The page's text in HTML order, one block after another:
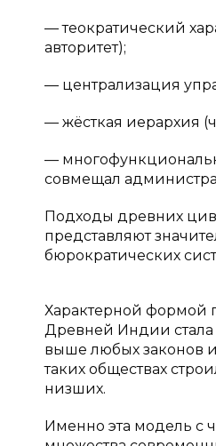
— теократический
авторитет);
— централизация
— жёсткая иерархия
—
совмещал
Подходы древних
представляют
бюрократических
Характерной формой
Древней Индии стала
выше любых законов
таких обществах
низших.
Именно эта модель с